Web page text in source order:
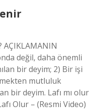
AÇIKLAMANIN
değil, daha önemli
bir deyim; 2) Bir işi
mutluluk
bir deyim. Lafı mı olur
Olur – (Resmi Video)